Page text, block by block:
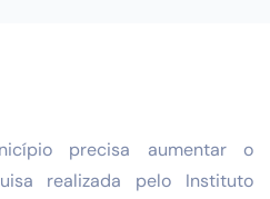
precisa aumentar o
realizada pelo Instituto